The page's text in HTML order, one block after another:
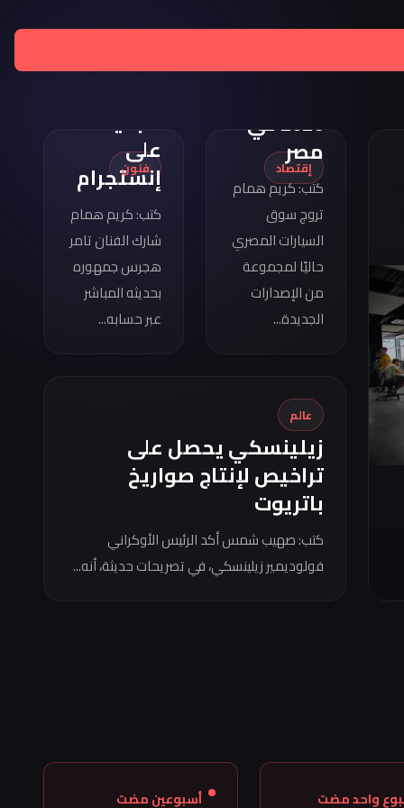
إقتصاد
مواصفات
كوبرا
2026 في
مصر
كتب: كريم همام
تروج سوق
السيارات المصري
حاليًا لمجموعة
من الإصدارات
الجديدة...
فنون
هجرس
يشارك
الجديدة
على
إنستجرام
كتب: كريم همام
شارك الفنان تامر
هجرس جمهوره
بحديثه المباشر
عبر حسابه...
عالم
زيلينسكي يحصل على
تراخيص لإنتاج صواريخ
باتريوت
كتب: صهيب شمس أكد الرئيس الأوكراني
فولوديمير زيلينسكي، في تصريحات حديثة، أنه...
واحد مضت أسبوعين مضت